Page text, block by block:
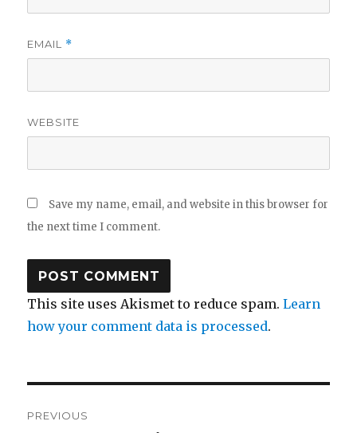
EMAIL *
WEBSITE
Save my name, email, and website in this browser for
the next time I comment.
This site uses Akismet to reduce spam.Learn
how your comment data is processed.
PREVIOUS